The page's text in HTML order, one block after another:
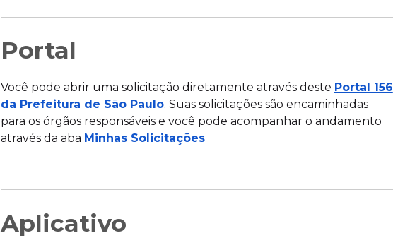
Portal
Você pode abrir uma solicitação diretamente através deste Portal 156
da Prefeitura de São Paulo. Suas solicitações são encaminhadas
para os órgãos responsáveis e você pode acompanhar o andamento
através da aba Minhas Solicitações
Aplicativo